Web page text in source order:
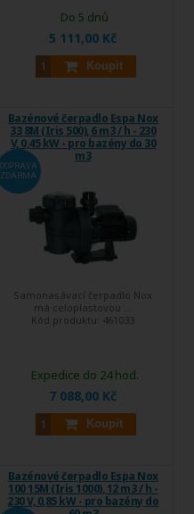
5 111,00 Kč
Koupit
Do 5 dnů
Bazénové čerpadlo Espa Nox
33 8M (Iris 500), 6 m3 / h - 230
V, 0,45 kW - pro bazény do 30
m3
DOPRAVA
ZDARMA
Samonasávací čerpadlo Nox
má celoplastovou ...
Kód produktu: 461033
7 088,00 Kč
Koupit
Expedice do 24 hod.
Bazénové čerpadlo Espa Nox
100 15M (Iris 1000), 12 m3 / h -
230 V, 0,85 kW - pro bazény do